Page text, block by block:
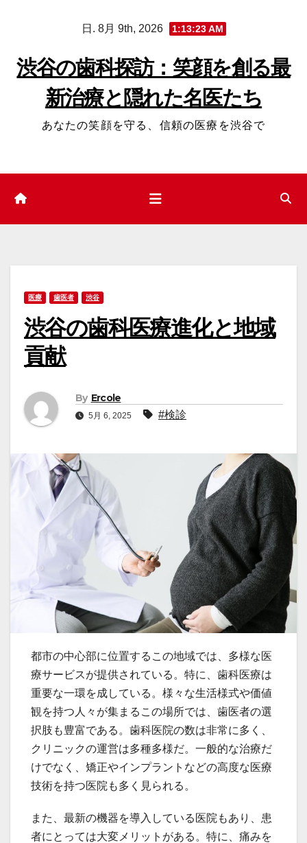
ッ
日. 8月 9th, 2026 1:13:24 AM
渋谷の歯科探訪：笑顔を創る最
新治療と隠れた名医たち
あなたの笑顔を守る、信頼の医療を渋谷で
医療 歯医者 渋谷
渋谷の歯科医療進化と地域
貢献
By Ercole
5月 6, 2025 #検診
都市の中心部に位置するこの地域では、多様な医
療サービスが提供されている。 特に、歯科医療は
重要な一環を成している。様々な生活様式や価値
観を持つ人々が集まるこの場所では、歯医者の選
択肢も豊富である。歯科医院の数は非常に多く、
クリニックの運営は多種多様だ。一般的な治療だ
けでなく、矯正やインプラントなどの高度な医療
技術を持つ医院も多く見られる。
また、最新の機器を導入している医院もあり、患
者にとっては大変メリットがある。特に、痛みを